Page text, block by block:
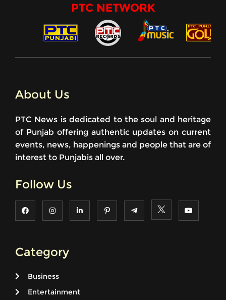
PTC NETWORK
About Us
PTC News is dedicated to the soul and heritage
of Punjab offering authentic updates on current
events, news, happenings and people that are of
interest to Punjabis all over.
Follow Us
Category
Business
Entertainment